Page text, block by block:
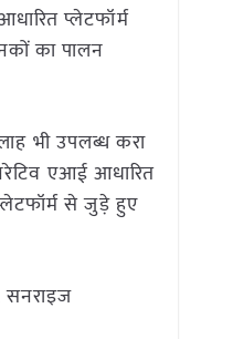
प्लेटफॉर्म
का पालन
भी उपलब्ध करा
एआई आधारित
से जुड़े हुए
सनराइज